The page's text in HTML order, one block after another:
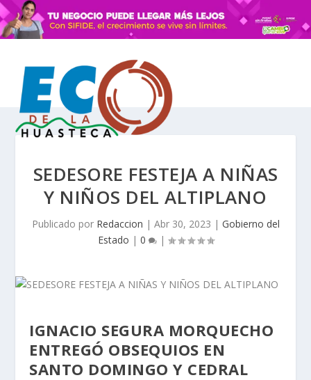
SEDESORE FESTEJA A NIÑAS
Y NIÑOS DEL ALTIPLANO
Publicado por Redaccion | Abr 30, 2023 | Gobierno del
Estado | 0 |
IGNACIO SEGURA MORQUECHO
ENTREGÓ OBSEQUIOS EN
SANTO DOMINGO Y CEDRAL